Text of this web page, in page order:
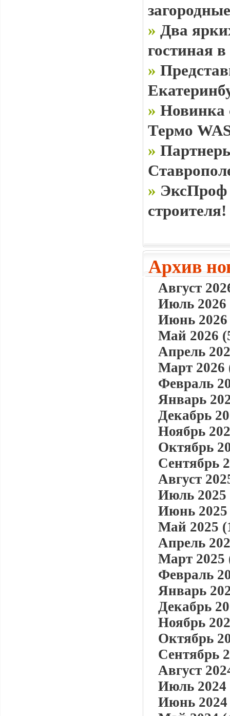
» Два
гостиная
»
» Новинка
Термо
»
» ЭксПроф
строителя!
Архив
Август
Июль 2026
Июнь 2026
Май 2026
Апрель
Март 2026
Февраль
Январь
Декабрь
Ноябрь
Октябрь
Сентябрь
Август
Июль 2025
Июнь 2025
Май 2025
Апрель
Март 2025
Февраль
Январь
Декабрь
Ноябрь
Октябрь
Сентябрь
Август
Июль 2024
Июнь 2024